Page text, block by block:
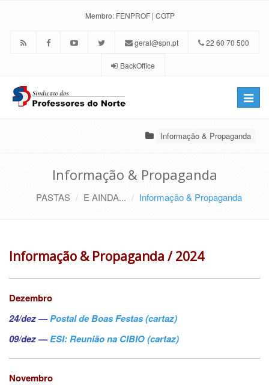
Membro: FENPROF | CGTP
geral@spn.pt 22 60 70 500
BackOffice
Toggle
Informação & Propaganda
Informação & Propaganda
PASTAS E AINDA... Informação & Propaganda
Informação & Propaganda / 2024
Dezembro
24/dez —Postal de Boas Festas (cartaz)
09/dez —ESI: Reunião na CIBIO (cartaz)
Novembro